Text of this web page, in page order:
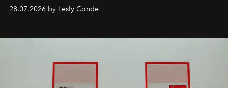
de releases die je niet mag missen.
28.07.2026 by Lesly Conde